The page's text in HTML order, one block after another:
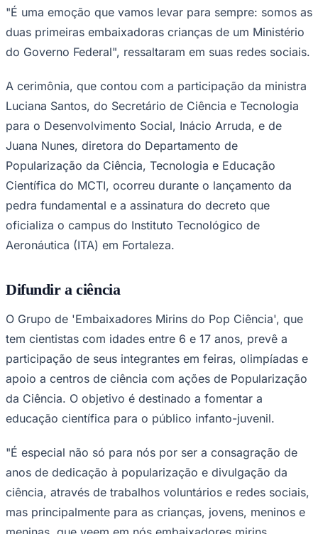
NBB
Competições de Futebol
Brasileirão Série B
Paulistão
Copa do Brasil
Sul-Americana
Copa América
Champions League
Premier League
La Liga
Bundesliga
Mundial 2026
Times - Ir direto
"É uma emoção que vamos levar para sempre: somos as
duas primeiras embaixadoras crianças de um Ministério
do Governo Federal", ressaltaram em suas redes sociais.
A cerimônia, que contou com a participação da ministra
Luciana Santos, do Secretário de Ciência e Tecnologia
para o Desenvolvimento Social, Inácio Arruda, e de
Juana Nunes, diretora do Departamento de
Popularização da Ciência, Tecnologia e Educação
Científica do MCTI, ocorreu durante o lançamento da
pedra fundamental e a assinatura do decreto que
oficializa o campus do Instituto Tecnológico de
Aeronáutica (ITA) em Fortaleza.
Difundir a ciência
O Grupo de 'Embaixadores Mirins do Pop Ciência', que
tem cientistas com idades entre 6 e 17 anos, prevê a
participação de seus integrantes em feiras, olimpíadas e
apoio a centros de ciência com ações de Popularização
da Ciência. O objetivo é destinado a fomentar a
educação científica para o público infanto-juvenil.
"É especial não só para nós por ser a consagração de
anos de dedicação à popularização e divulgação da
ciência, através de trabalhos voluntários e redes sociais,
mas principalmente para as crianças, jovens, meninos e